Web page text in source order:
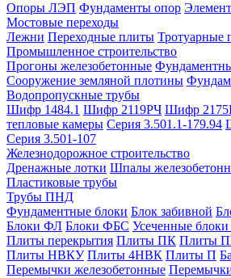
Опоры ЛЭП Фундаменты опор
Мостовые переходы
Лежни Переходные плиты Тротуарные
Промышленное строительство
Прогоны железобетонные
Сооружение земляной плотины
Водопропускные трубы
Шифр 1484.1 Шифр 2119РЧ Шифр
тепловые камеры Серия 3.501.1-179.94
Серия 3.501-107
Железнодорожное строительство
Дренажные лотки Шпалы
Пластиковые трубы
Трубы ПНД
Фундаментные блоки Блок забивной
Блоки ФЛ Блоки ФБС Усеченные
Плиты перекрытия Плиты ПК Плиты
Плиты НВКУ Плиты 4НВК Плиты П
Перемычки железобетонные